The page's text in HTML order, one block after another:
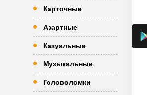
Карточные
Азартные
Казуальные
Музыкальные
Головоломки